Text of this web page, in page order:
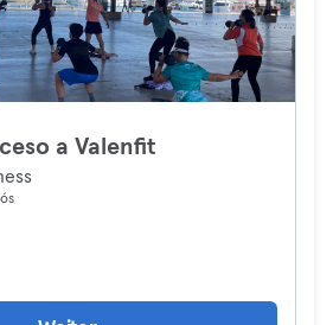
a Valenfit